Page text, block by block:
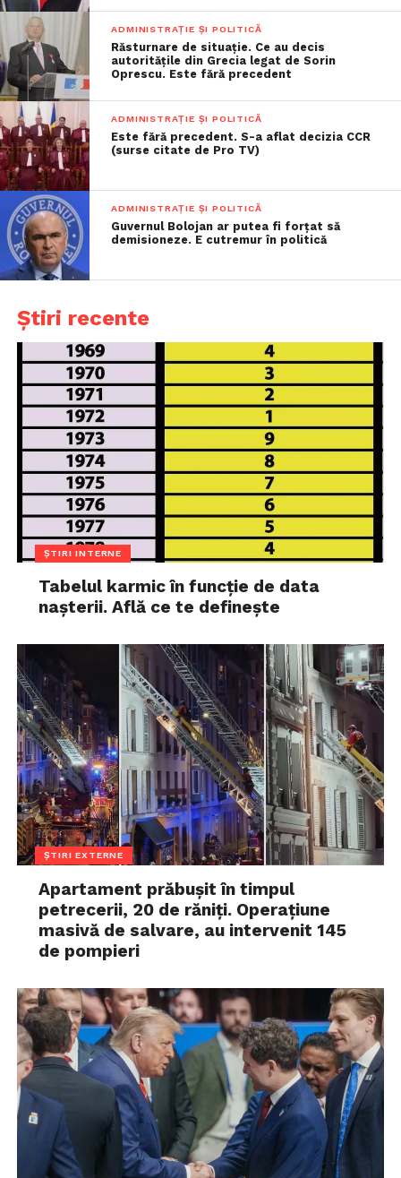
ADMINISTRAȚIE ȘI POLITICĂ
Răsturnare de situație. Ce au decis
autoritățile din Grecia legat de Sorin
Oprescu. Este fără precedent
ADMINISTRAȚIE ȘI POLITICĂ
Este fără precedent. S-a aflat decizia CCR
(surse citate de Pro TV)
ADMINISTRAȚIE ȘI POLITICĂ
Guvernul Bolojan ar putea fi forțat să
demisioneze. E cutremur în politică
Știri recente
ȘTIRI INTERNE
Tabelul karmic în funcție de data
nașterii. Află ce te definește
ȘTIRI EXTERNE
Apartament prăbușit în timpul
petrecerii, 20 de răniți. Operațiune
masivă de salvare, au intervenit 145
de pompieri